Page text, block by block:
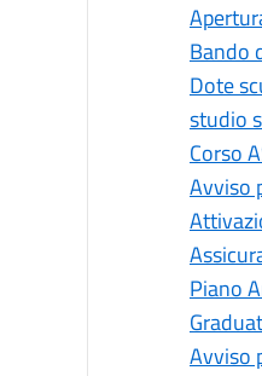
Bando
Dote
studio
Corso
Avviso
Piano
Avviso